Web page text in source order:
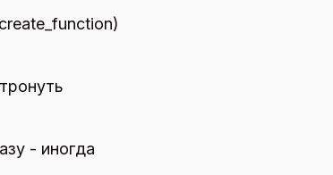
- иногда